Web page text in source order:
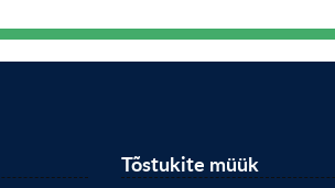
Tõstukite müük